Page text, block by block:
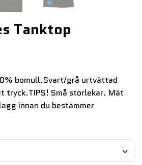
Tanktop
bomull.Svart/grå urtvättad
tryck.TIPS! Små storlekar. Mät
innan du bestämmer